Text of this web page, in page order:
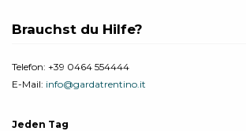
Brauchst du Hilfe?
Telefon: +39 0464 554444
E-Mail: info@gardatrentino.it
Jeden Tag